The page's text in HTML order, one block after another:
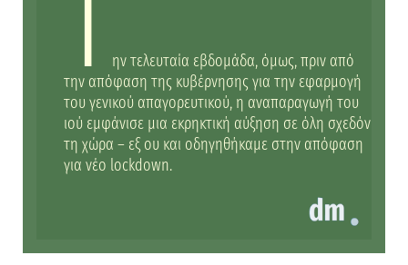
ην τελευταία εβδομάδα, όμως, πριν από
την απόφαση της κυβέρνησης για την εφαρμογή
του γενικού απαγορευτικού, η αναπαραγωγή του
ιού εμφάνισε μια εκρηκτική αύξηση σε όλη σχεδόν
τη χώρα – εξ ου και οδηγηθήκαμε στην απόφαση
για νέο lockdown.